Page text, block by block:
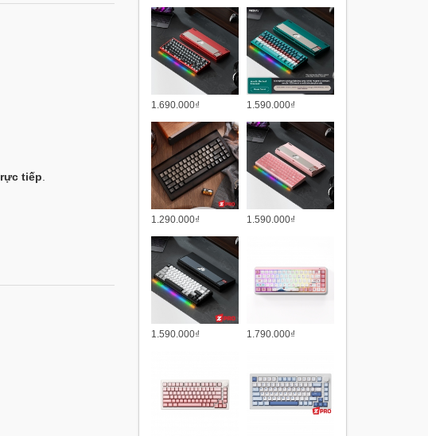
tiếp
1.690.000₫ 1.590.000₫
1.290.000₫ 1.590.000₫
1.590.000₫ 1.790.000₫